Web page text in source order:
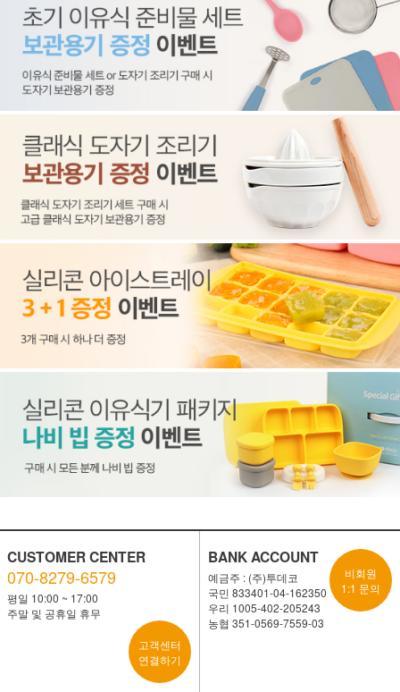
CUSTOMER CENTER
070-8279-6579
평일 10:00 ~ 17:00
주말 및 공휴일 휴무
고객센터
연결하기
BANK ACCOUNT
예금주 : (주)투데코
국민 833401-04-162350
우리 1005-402-205243
농협 351-0569-7559-03
비회원
1:1 문의